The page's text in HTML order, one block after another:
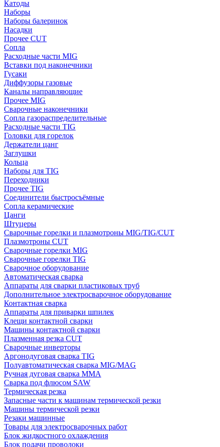
Катоды
Наборы
Наборы балеринок
Насадки
Прочее CUT
Сопла
Расходные части MIG
Вставки под наконечники
Гусаки
Диффузоры газовые
Каналы направляющие
Прочее MIG
Сварочные наконечники
Сопла газораспределительные
Расходные части TIG
Головки для горелок
Держатели цанг
Заглушки
Кольца
Наборы для TIG
Переходники
Прочее TIG
Соединители быстросъёмные
Сопла керамические
Цанги
Штуцеры
Сварочные горелки и плазмотроны MIG/TIG/CUT
Плазмотроны CUT
Сварочные горелки MIG
Сварочные горелки TIG
Сварочное оборудование
Автоматическая сварка
Аппараты для сварки пластиковых труб
Дополнительное электросварочное оборудование
Контактная сварка
Аппараты для приварки шпилек
Клещи контактной сварки
Машины контактной сварки
Плазменная резка CUT
Сварочные инверторы
Аргонодуговая сварка TIG
Полуавтоматическая сварка MIG/MAG
Ручная дуговая сварка MMA
Сварка под флюсом SAW
Термическая резка
Запасные части к машинам термической резки
Машины термической резки
Резаки машинные
Товары для электросварочных работ
Блок жидкостного охлаждения
Блок подачи проволоки